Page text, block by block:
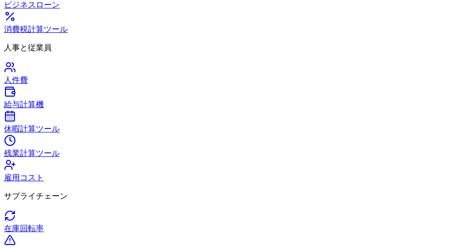
ビジネスローン
消費税計算ツール
人事と従業員
人件費
給与計算機
休暇計算ツール
残業計算ツール
雇用コスト
サプライチェーン
在庫回転率